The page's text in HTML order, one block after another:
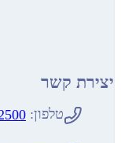
קשר
טלפון: 03-5142500